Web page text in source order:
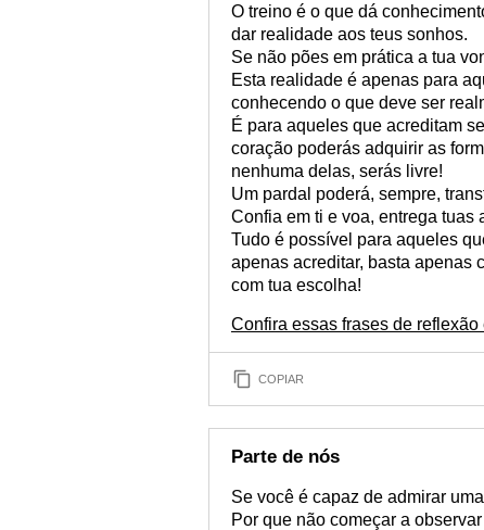
O treino é o que dá
dar realidade aos teus sonhos.
Se não pões em prática a tua
Esta realidade é apenas para
conhecendo o que deve ser
É para aqueles que acreditam
coração poderás adquirir as
nenhuma delas, serás livre!
Um pardal poderá, sempre,
Confia em ti e voa, entrega tuas
Tudo é possível para aqueles
apenas acreditar, basta apenas
com tua escolha!
Confira essas frases de reflexão
COPIAR
Parte de nós
Se você é capaz de admirar
Por que não começar a